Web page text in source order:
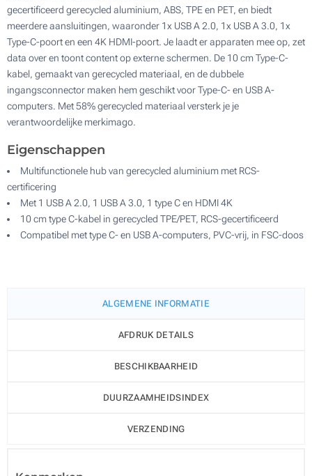
gecertificeerd gerecycled aluminium, ABS, TPE en PET, en biedt
meerdere aansluitingen, waaronder 1x USB A 2.0, 1x USB A 3.0, 1x
Type-C-poort en een 4K HDMI-poort. Je laadt er apparaten mee op, zet
data over en toont content op externe schermen. De 10 cm Type-C-
kabel, gemaakt van gerecycled materiaal, en de dubbele
ingangsconnector maken hem geschikt voor Type-C- en USB A-
computers. Met 58% gerecycled materiaal versterk je je
verantwoordelijke merkimago.
Eigenschappen
Multifunctionele hub van gerecycled aluminium met RCS-
certificering
Met 1 USB A 2.0, 1 USB A 3.0, 1 type C en HDMI 4K
10 cm type C-kabel in gerecycled TPE/PET, RCS-gecertificeerd
Compatibel met type C- en USB A-computers, PVC-vrij, in FSC-doos
ALGEMENE INFORMATIE
AFDRUK DETAILS
BESCHIKBAARHEID
DUURZAAMHEIDSINDEX
VERZENDING